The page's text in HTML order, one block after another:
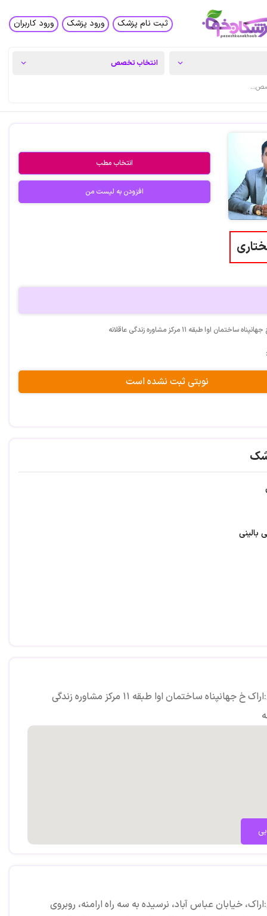
ثبت نام پزشک ورود پزشک ورود کاربران
انتخاب مطب
افزودن به لیست من
اوا طبقه ۱۱ مرکز مشاوره زندگی عاقلانه
نوبتی ثبت نشده است
بالینی
آدرس:اراک خ جهانپناه ساختمان اوا طبقه ۱۱ مرکز مشاوره زندگی
خیابان عباس آباد، نرسیده به سه راه ارامنه، روبروی